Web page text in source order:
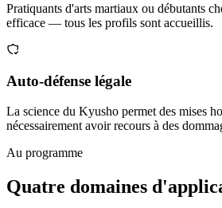
Pratiquants d'arts martiaux ou débutants
efficace — tous les profils sont accueillis.
Auto-défense légale
La science du Kyusho permet des mises
nécessairement avoir recours à des
Au programme
Quatre domaines